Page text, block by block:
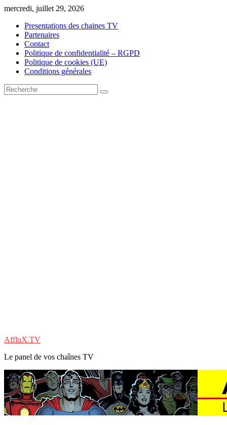
Skip
content
mercredi, juillet 29, 2026
Presentations des chaines TV
Partenaires
Contact
Politique de confidentialité – RGPD
Politique de cookies (UE)
Conditions générales
AffluX.TV
Le panel de vos chaînes TV